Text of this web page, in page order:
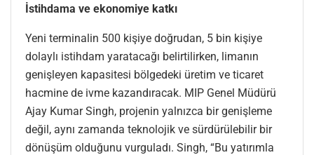
İstihdama ve ekonomiye katkı
Yeni terminalin 500 kişiye doğrudan, 5 bin kişiye
dolaylı istihdam yaratacağı belirtilirken, limanın
genişleyen kapasitesi bölgedeki üretim ve ticaret
hacmine de ivme kazandıracak. MIP Genel Müdürü
Ajay Kumar Singh, projenin yalnızca bir genişleme
değil, aynı zamanda teknolojik ve sürdürülebilir bir
dönüşüm olduğunu vurguladı. Singh, “Bu yatırımla